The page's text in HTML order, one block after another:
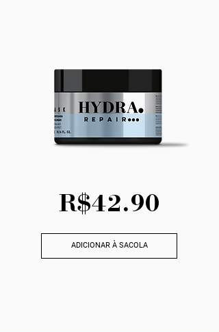
R$42.90
ADICIONAR À SACOLA